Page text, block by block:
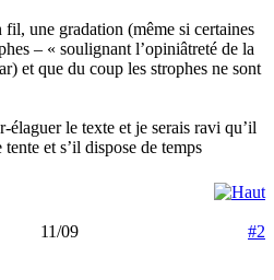
une gradation (même si certaines
– « soulignant l’opiniâtreté de la
et que du coup les strophes ne sont
élaguer le texte et je serais ravi qu’il
et s’il dispose de temps
11/09
#2